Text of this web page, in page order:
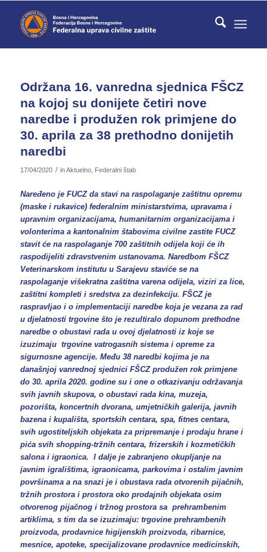
Održana 16. vanredna sjednica FŠCZ
na kojoj su donijete četiri nove
naredbe i produžen rok primjene do
30. aprila za 38 prethodno donijetih
naredbi
17/04/2020 / inAktuelno, Federalni štab
Naređeno je FUCZ da stavi na raspolaganje zaštitnu opremu
(maske i rukavice) federalnim ministarstvima, upravama i
upravnim organizacijama, humanitarnim organizacijama i
volonterima a kantonalnim štabovima civilne zastite FUCZ
stavit će na raspolaganje 700 zaštitnih odijela koji će ih
raspodijeliti zdravstvenim ustanovama. Naredbom FŠCZ
Veterinarskom institutu u Sarajevu staviće se na
raspolaganje višekratna zaštitna varena odijela, viziri za lice,
zaštitni kompleti i sredstva za dezinfekciju. FŠCZ je
raspravljao i o implementaciji naredbe koja je vezana za rad
u djelatnosti trgovine što je rezultiralo dopunom prethodne
naredbe o obustavi rada u ovoj djelatnosti iz koje se
izuzimaju trgovine vatrogasnih sistema i opreme za
sigurnosne agencije. Među 38 naredbi kojima je na
današnjoj vanrednoj sjednici FŠCZ produžen rok primjene
do 30. aprila 2020. godine su i one o otkazivanju održavanja
svih javnih skupova, o obustavi rada kina, muzeja,
pozorišta, koncertnih dvorana, umjetničkih galerija, javnih
bazena i kupališta, sportskih centara, spa, fitnes centara,
svih ugostiteljskih objekata za pripremanje i prodaju hrane i
pića svih shopping-tržnih centara, frizerskih i kozmetičkih
salona i igraonica. I dalje je zabranjeno okupljanje na
javnim igralištima, igraonicama, parkovima i ostalim javnim
površinama a na snazi je i obustava rada otvorenih pijačnih,
tržnih prostora i prostora oko prodajnih objekata osim
otvorenog pijačnog i tržnog prostora sa prehrambenim
artiklima, s tim da se izuzimaju: trgovine prehrambenih
proizvoda, prodavnice higijenskih proizvoda, ribarnice,
mesnice, apoteke, specijalizovane prodavnice medicinskih,